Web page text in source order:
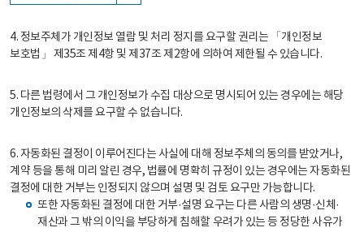
4. 정보주체가 개인정보 열람 및 처리 정지를 요구할 권리는 「개인정보
보호법」 제35조 제4항 및 제37조 제2항에 의하여 제한될 수 있습니다.
5. 다른 법령에서 그 개인정보가 수집 대상으로 명시되어 있는 경우에는 해당
개인정보의 삭제를 요구할 수 없습니다.
6. 자동화된 결정이 이루어진다는 사실에 대해 정보주체의 동의를 받았거나,
계약 등을 통해 미리 알린 경우, 법률에 명확히 규정이 있는 경우에는 자동화된
결정에 대한 거부는 인정되지 않으며 설명 및 검토 요구만 가능합니다.
또한 자동화된 결정에 대한 거부·설명 요구는 다른 사람의 생명·신체·
재산과 그 밖의 이익을 부당하게 침해할 우려가 있는 등 정당한 사유가